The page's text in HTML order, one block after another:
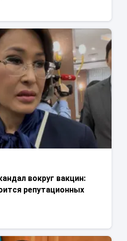
вокруг вакцин:
репутационных